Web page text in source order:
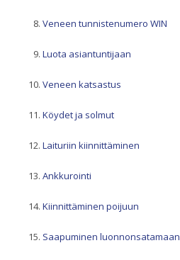
Veneen tunnistenumero WIN
Luota asiantuntijaan
Veneen katsastus
Köydet ja solmut
Laituriin kiinnittäminen
Ankkurointi
Kiinnittäminen poijuun
Saapuminen luonnonsatamaan